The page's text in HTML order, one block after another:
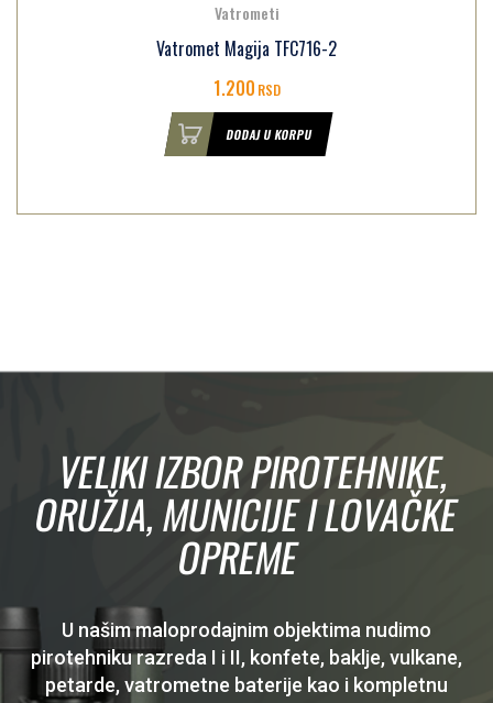
Vatrometi
Vatromet Magija TFC716-2
1.200RSD
DODAJ U KORPU
VELIKI IZBOR PIROTEHNIKE,
ORUŽJA, MUNICIJE I LOVAČKE
OPREME
U našim maloprodajnim objektima nudimo
pirotehniku razreda I i II, konfete, baklje, vulkane,
petarde, vatrometne baterije kao i kompletnu